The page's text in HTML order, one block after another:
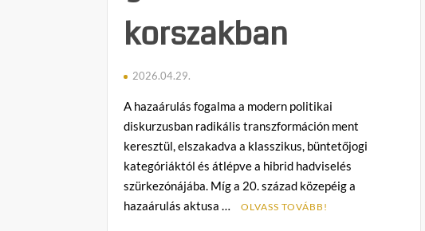
korszakban
2026.04.29.
A hazaárulás fogalma a modern politikai
diskurzusban radikális transzformáción ment
keresztül, elszakadva a klasszikus, büntetőjogi
kategóriáktól és átlépve a hibrid hadviselés
szürkezónájába. Míg a 20. század közepéig a
hazaárulás aktusa …
OLVASS TOVÁBB!